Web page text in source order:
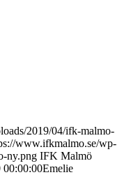
2019/04/ifk-malmo-
www.ifkmalmo.se/wp-
ny.png IFK Malmö
00:00:00Emelie